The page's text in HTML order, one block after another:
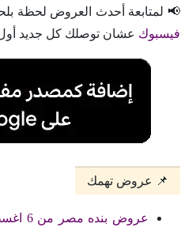
📢 لمتابعة أحدث العروض لحظة
فيسبوك عشان توصلك كل جديد
📌 عروض تهمك